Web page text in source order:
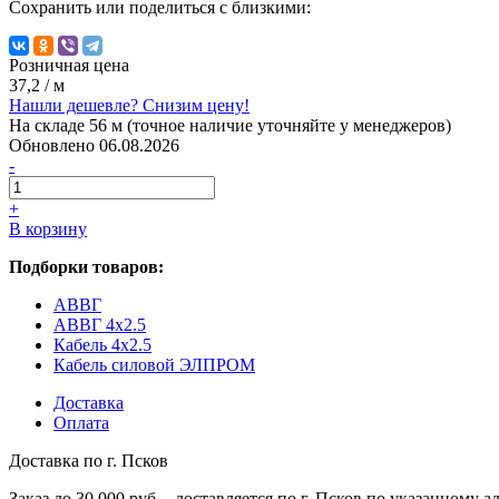
Сохранить или поделиться с близкими:
Розничная цена
37,2 / м
Нашли дешевле? Снизим цену!
На складе 56 м (точное наличие уточняйте у менеджеров)
Обновлено 06.08.2026
-
+
В корзину
Подборки товаров:
АВВГ
АВВГ 4x2.5
Кабель 4x2.5
Кабель силовой ЭЛПРОМ
Доставка
Оплата
Доставка по г. Псков